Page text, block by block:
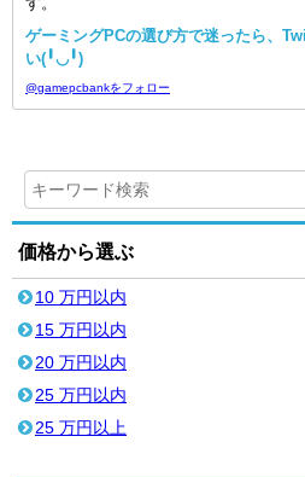
ゲーミングPCの選び方で迷ったら、
い(╹◡╹)
@gamepcbankをフォロー
価格から選ぶ
10 万円以内
15 万円以内
20 万円以内
25 万円以内
25 万円以上